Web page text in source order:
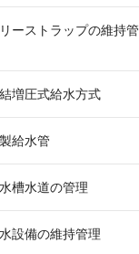
ーストラップの維持管
増圧式給水方式
給水管
槽水道の管理
設備の維持管理